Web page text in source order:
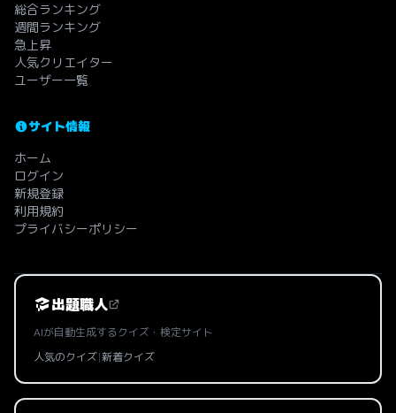
総合ランキング
週間ランキング
急上昇
人気クリエイター
ユーザー一覧
サイト情報
ホーム
ログイン
新規登録
利用規約
プライバシーポリシー
出題職人
AIが自動生成するクイズ・検定サイト
人気のクイズ|新着クイズ